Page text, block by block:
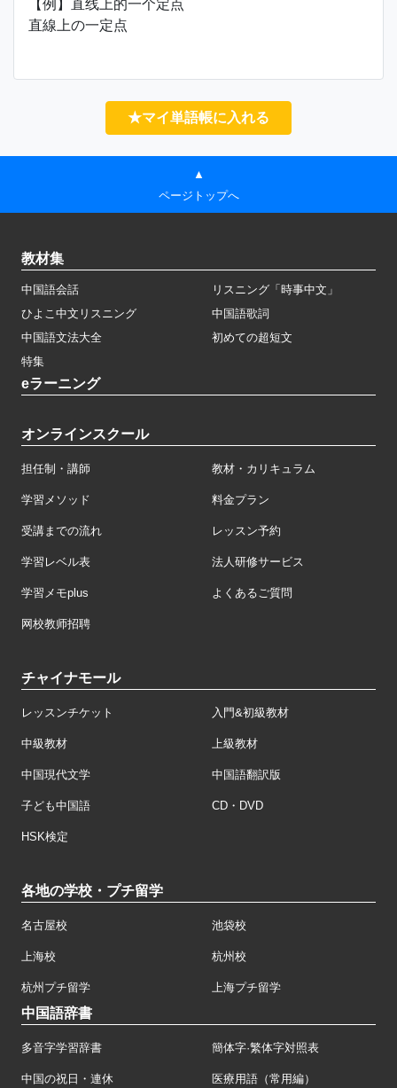
【例】直线上的一个定点
直線上の一定点
★マイ単語帳に入れる
▲
ページトップへ
教材集
中国語会話
リスニング「時事中文」
ひよこ中文リスニング
中国語歌詞
中国語文法大全
初めての超短文
特集
eラーニング
オンラインスクール
担任制・講師 教材・カリキュラム
学習メソッド 料金プラン
受講までの流れ レッスン予約
学習レベル表 法人研修サービス
学習メモplus よくあるご質問
网校教师招聘
チャイナモール
レッスンチケット 入門&初級教材
中級教材 上級教材
中国現代文学 中国語翻訳版
子ども中国語 CD・DVD
HSK検定
各地の学校・プチ留学
名古屋校 池袋校
上海校 杭州校
杭州プチ留学 上海プチ留学
中国語辞書
多音字学習辞書 簡体字·繁体字対照表
中国の祝日・連休 医療用語（常用編）